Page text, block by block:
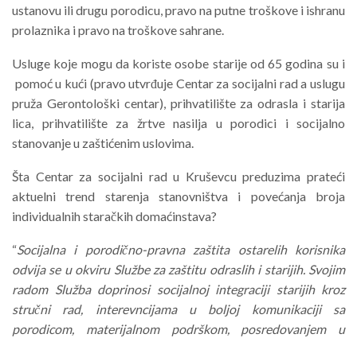
ustanovu ili drugu porodicu, pravo na putne troškove i ishranu
prolaznika i pravo na troškove sahrane.
Usluge koje mogu da koriste osobe starije od 65 godina su i
pomoć u kući (pravo utvrđuje Centar za socijalni rad a uslugu
pruža Gerontološki centar), prihvatilište za odrasla i starija
lica, prihvatilište za žrtve nasilja u porodici i socijalno
stanovanje u zaštićenim uslovima.
Šta Centar za socijalni rad u Kruševcu preduzima prateći
aktuelni trend starenja stanovništva i povećanja broja
individualnih staračkih domaćinstava?
“Socijalna i porodično-pravna zaštita ostarelih korisnika
odvija se u okviru Službe za zaštitu odraslih i starijih. Svojim
radom Služba doprinosi socijalnoj integraciji starijih kroz
stručni rad, interevncijama u boljoj komunikaciji sa
porodicom, materijalnom podrškom, posredovanjem u